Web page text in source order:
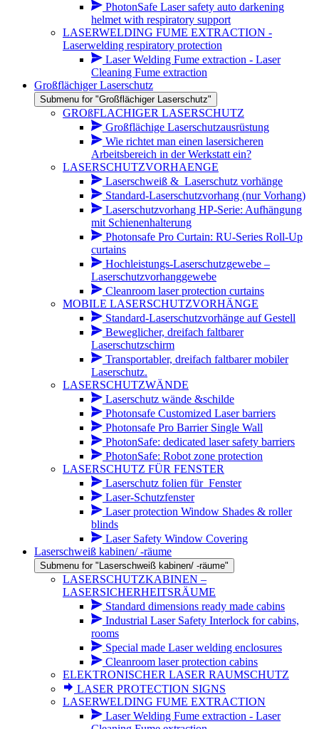
PhotonSafe Laser safety auto darkening
helmet with respiratory support
LASERWELDING FUME EXTRACTION -
Laserwelding respiratory protection
Laser Welding Fume extraction - Laser
Cleaning Fume extraction
Großflächiger Laserschutz
Submenu for "Großflächiger Laserschutz"
GROßFLACHIGER LASERSCHUTZ
Großflächige Laserschutzausrüstung
Wie richtet man einen lasersicheren
Arbeitsbereich in der Werkstatt ein?
LASERSCHUTZVORHAENGE
Laserschweiß &_Laserschutz vorhänge
Standard-Laserschutzvorhang (nur Vorhang)
Laserschutzvorhang HP-Serie: Aufhängung
mit Schienenhalterung
Photonsafe Pro Curtain: RU-Series Roll-Up
curtains
Hochleistungs-Laserschutzgewebe –
Laserschutzvorhanggewebe
Cleanroom laser protection curtains
MOBILE LASERSCHUTZVORHÄNGE
Standard-Laserschutzvorhänge auf Gestell
Beweglicher, dreifach faltbarer
Laserschutzschirm
Transportabler, dreifach faltbarer mobiler
Laserschutz.
LASERSCHUTZWÄNDE
Laserschutz wände &schilde
Photonsafe Customized Laser barriers
Photonsafe Pro Barrier Single Wall
PhotonSafe: dedicated laser safety barriers
PhotonSafe: Robot zone protection
LASERSCHUTZ FÜR FENSTER
Laserschutz folien für_Fenster
Laser-Schutzfenster
Laser protection Window Shades & roller
blinds
Laser Safety Window Covering
Laserschweiß kabinen/ -räume
Submenu for "Laserschweiß kabinen/ -räume"
LASERSCHUTZKABINEN –
LASERSICHERHEITSRÄUME
Standard dimensions ready made cabins
Industrial Laser Safety Interlock for cabins,
rooms
Special made Laser welding enclosures
Cleanroom laser protection cabins
ELEKTRONISCHER LASER RAUMSCHUTZ
LASER PROTECTION SIGNS
LASERWELDING FUME EXTRACTION
Laser Welding Fume extraction - Laser